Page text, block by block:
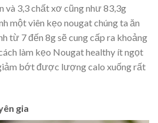
và 3,3 chất xơ cũng như 83,3g
một viên kẹo nougat chúng ta ăn
từ 7 đến 8g sẽ cung cấp ra khoảng
làm kẹo Nougat healthy ít ngọt
bớt được lượng calo xuống rất
gia